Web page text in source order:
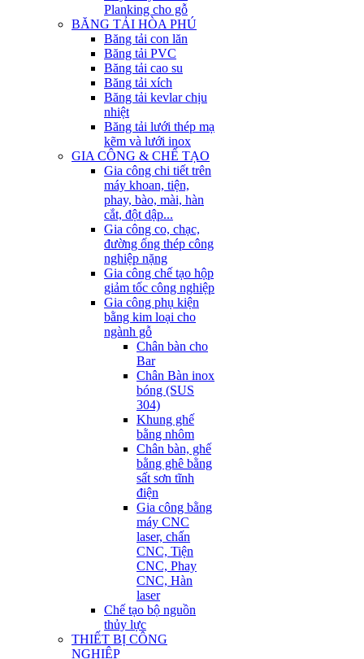
Planking cho gỗ
BĂNG TẢI HÒA PHÚ
Băng tải con lăn
Băng tải PVC
Băng tải cao su
Băng tải xích
Băng tải kevlar chịu
nhiệt
Băng tải lưới thép mạ
kẽm và lưới inox
GIA CÔNG & CHẾ TẠO
Gia công chi tiết trên
máy khoan, tiện,
phay, bào, mài, hàn
cắt, đột dập...
Gia công co, chạc,
đường ống thép công
nghiệp nặng
Gia công chế tạo hộp
giảm tốc công nghiệp
Gia công phụ kiện
bằng kim loại cho
ngành gỗ
Chân bàn cho
Bar
Chân Bàn inox
bóng (SUS
304)
Khung ghế
bằng nhôm
Chân bàn, ghế
bằng ghê bằng
sất sơn tĩnh
điện
Gia công bằng
máy CNC
laser, chấn
CNC, Tiện
CNC, Phay
CNC, Hàn
laser
Chế tạo bộ nguồn
thủy lực
THIẾT BỊ CÔNG
NGHIỆP